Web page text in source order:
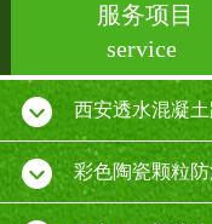
服务项目
service
西安透水混凝
设 彩色陶瓷颗粒